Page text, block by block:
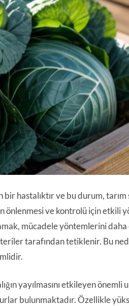
bir hastalıktır ve bu durum,
önlenmesi ve kontrolü için etkili
mücadele yöntemlerini
tarafından tetiklenir. Bu
yayılmasını etkileyen önemli
bulunmaktadır. Özellikle